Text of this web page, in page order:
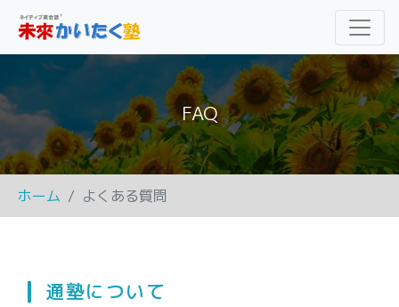
FAQ
ホーム よくある質問
通塾について